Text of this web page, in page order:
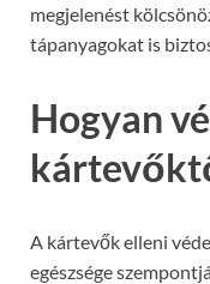
megjelenést
tápanyagokat is
Hogyan
A kártevők elleni
egészsége